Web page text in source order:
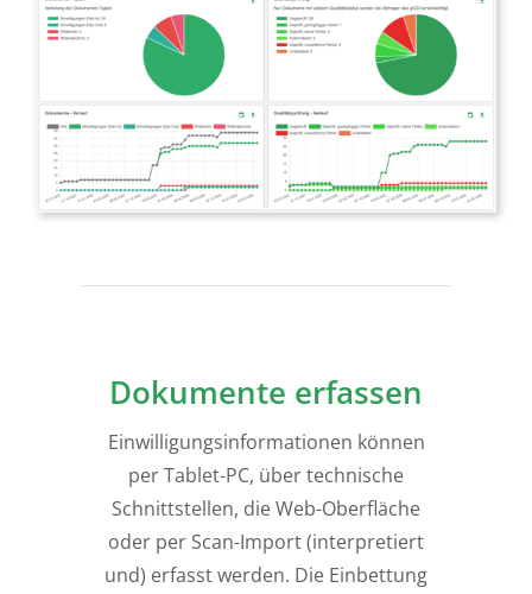
Dokumente erfassen
Einwilligungsinformationen können
per Tablet-PC, über technische
Schnittstellen, die Web-Oberfläche
oder per Scan-Import (interpretiert
und) erfasst werden. Die Einbettung